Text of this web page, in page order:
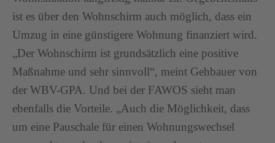
ist es über den Wohnschirm auch möglich, dass ein
Umzug in eine günstigere Wohnung finanziert wird.
„Der Wohnschirm ist grundsätzlich eine positive
Maßnahme und sehr sinnvoll“, meint Gehbauer von
der WBV-GPA. Und bei der FAWOS sieht man
ebenfalls die Vorteile. „Auch die Möglichkeit, dass
um eine Pauschale für einen Wohnungswechsel